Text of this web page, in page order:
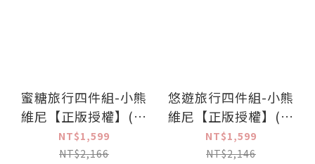
蜜糖旅行四件組-小熊
維尼【正版授權】(行
李束帶+行李掛環+愛
心行李吊牌+護照套)
NT$1,599
NT$2,166
悠遊旅行四件組-小熊
維尼【正版授權】(行
李束帶+行李掛環+行
李吊牌+護照套)
NT$1,599
NT$2,146